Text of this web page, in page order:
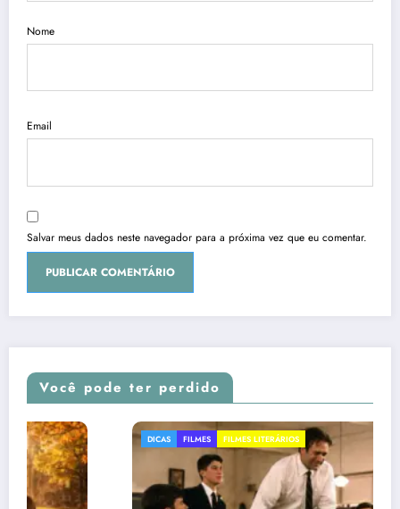
Nome
Email
Salvar meus dados neste navegador para a próxima vez que eu comentar.
Você pode ter perdido
DICAS FILMES FILMES LITERÁRIOS